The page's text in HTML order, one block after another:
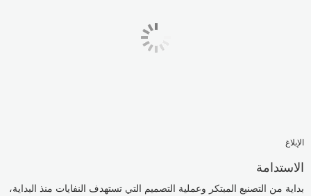
الإبلاغ
الاستدامة
بداية من التصنيع المبتكر وعملية التصميم التي تستهدف النفايات منذ البداية،